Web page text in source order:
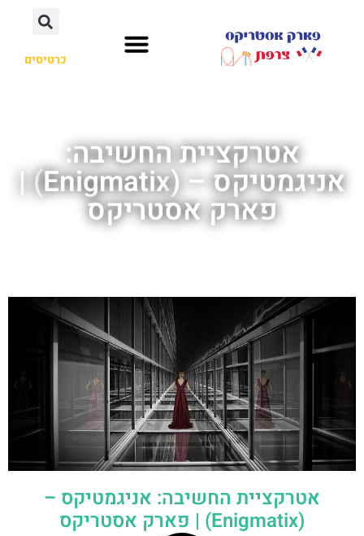
כרטיסים
אטרקציית החשיבה:
אניגמטיקס – (Enigmatix) |
פארק אסטריקס
אטרקציית החשיבה: אניגמטיקס –
(Enigmatix) | פארק אסטריקס